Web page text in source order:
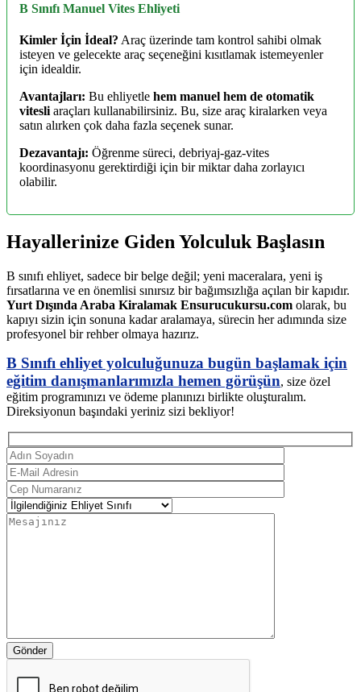
B Sınıfı Manuel Vites Ehliyeti
Kimler İçin İdeal? Araç üzerinde tam kontrol sahibi olmak
isteyen ve gelecekte araç seçeneğini kısıtlamak istemeyenler
için idealdir.
Avantajları: Bu ehliyetle hem manuel hem de otomatik
vitesli araçları kullanabilirsiniz. Bu, size araç kiralarken veya
satın alırken çok daha fazla seçenek sunar.
Dezavantajı: Öğrenme süreci, debriyaj-gaz-vites
koordinasyonu gerektirdiği için bir miktar daha zorlayıcı
olabilir.
Hayallerinize Giden Yolculuk Başlasın
B sınıfı ehliyet, sadece bir belge değil; yeni maceralara, yeni iş
fırsatlarına ve en önemlisi sınırsız bir bağımsızlığa açılan bir kapıdır.
Yurt Dışında Araba Kiralamak Ensurucukursu.com olarak, bu
kapıyı sizin için sonuna kadar aralamaya, sürecin her adımında size
profesyonel bir rehber olmaya hazırız.
B Sınıfı ehliyet yolculuğunuza bugün başlamak için
eğitim danışmanlarımızla hemen görüşün, size özel
eğitim programınızı ve ödeme planınızı birlikte oluşturalım.
Direksiyonun başındaki yeriniz sizi bekliyor!
Gönder